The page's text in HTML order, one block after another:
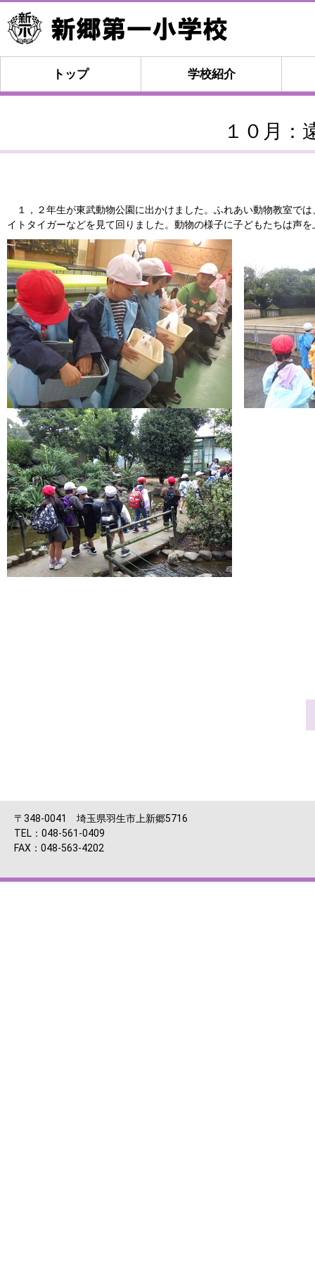
トップ 学校紹介
１０月：
１，２年生が東武動物公園に出かけました。ふれあい動物教室で
イトタイガーなどを見て回りました。動物の様子に子どもたちは声
〒348-0041 埼玉県羽生市上新郷5716
TEL：048-561-0409
FAX：048-563-4202